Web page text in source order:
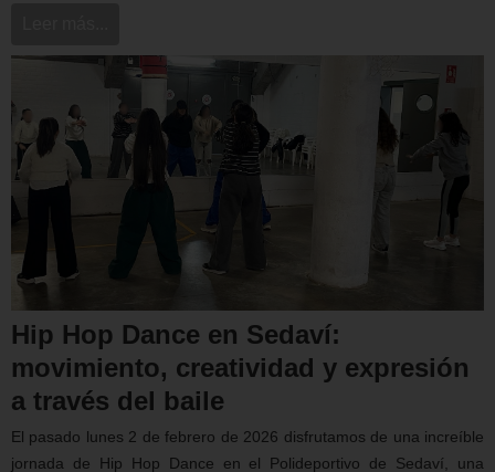
Hip Hop Dance en Sedaví:
movimiento, creatividad y expresión
a través del baile
El pasado lunes 2 de febrero de 2026 disfrutamos de una increíble
jornada de Hip Hop Dance en el Polideportivo de Sedaví, una